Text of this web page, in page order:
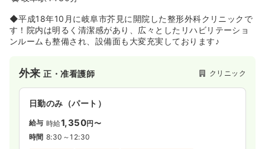
◆平成18年10月に岐阜市芥見に開院した整形外科クリニックで
す！院内は明るく清潔感があり、広々としたリハビリテーショ
ンルームも整備され、設備面も大変充実しております♪
外来正・准看護師 クリニック
日勤のみ（パート）
給与 時給1,350円〜
時間 8:30～12:30